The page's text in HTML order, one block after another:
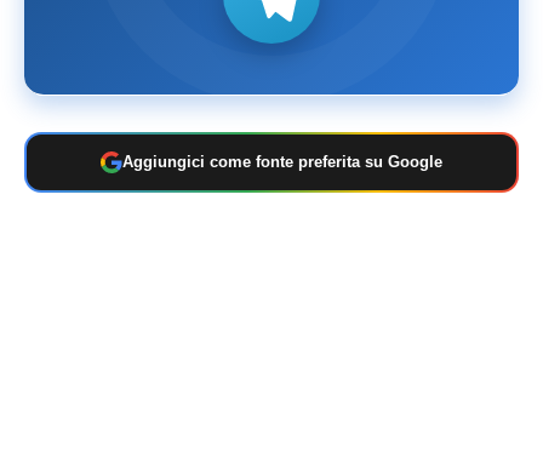
Aggiungici come fonte preferita su Google